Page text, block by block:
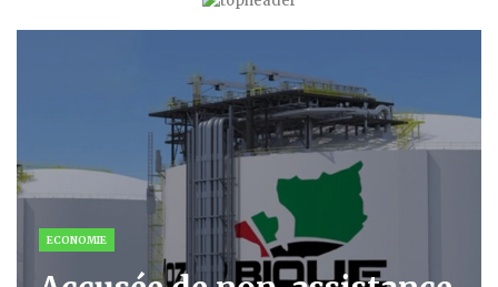
ECONOMIE